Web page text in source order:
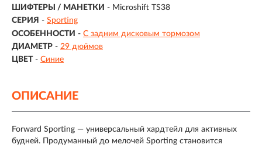
ШИФТЕРЫ / МАНЕТКИ - Microshift TS38
СЕРИЯ - Sporting
ОСОБЕННОСТИ - С задним дисковым тормозом
ДИАМЕТР - 29 дюймов
ЦВЕТ - Синие
ОПИСАНИЕ
Forward Sporting — универсальный хардтейл для активных
будней. Продуманный до мелочей Sporting становится